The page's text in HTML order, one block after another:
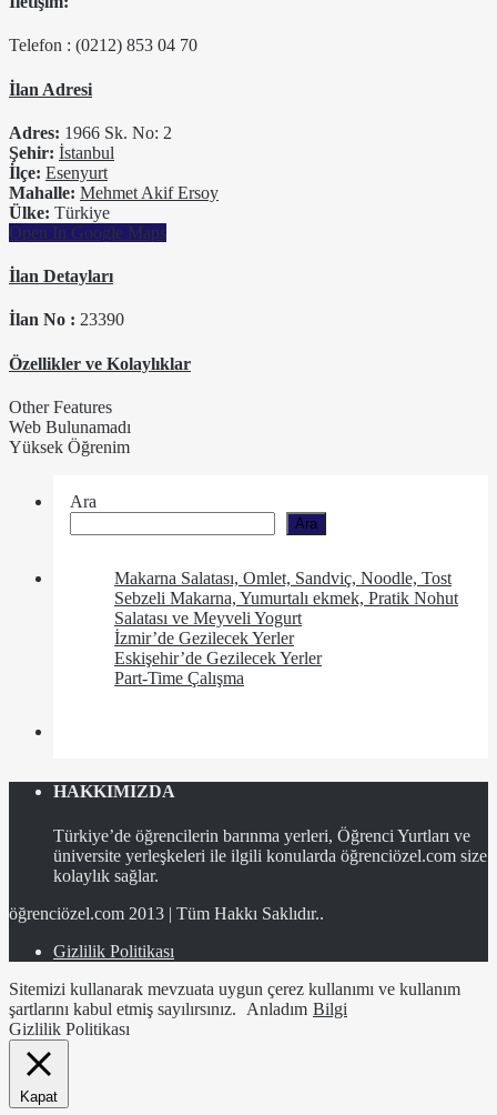
Telefon : (0212) 853 04 70
İlan Adresi
Adres: 1966 Sk. No: 2
Şehir: İstanbul
İlçe: Esenyurt
Mahalle: Mehmet Akif Ersoy
Ülke: Türkiye
Open In Google Maps
İlan Detayları
İlan No : 23390
Özellikler ve Kolaylıklar
Other Features
Web Bulunamadı
Yüksek Öğrenim
Ara
Ara
Makarna Salatası, Omlet, Sandviç, Noodle, Tost
Sebzeli Makarna, Yumurtalı ekmek, Pratik Nohut
Salatası ve Meyveli Yogurt
İzmir’de Gezilecek Yerler
Eskişehir’de Gezilecek Yerler
Part-Time Çalışma
HAKKIMIZDA
Türkiye’de öğrencilerin barınma yerleri, Öğrenci Yurtları ve
üniversite yerleşkeleri ile ilgili konularda öğrenciözel.com size
kolaylık sağlar.
öğrenciözel.com 2013 | Tüm Hakkı Saklıdır..
Gizlilik Politikası
Sitemizi kullanarak mevzuata uygun çerez kullanımı ve kullanım
şartlarını kabul etmiş sayılırsınız.
Anladım Bilgi
Gizlilik Politikası
Kapat